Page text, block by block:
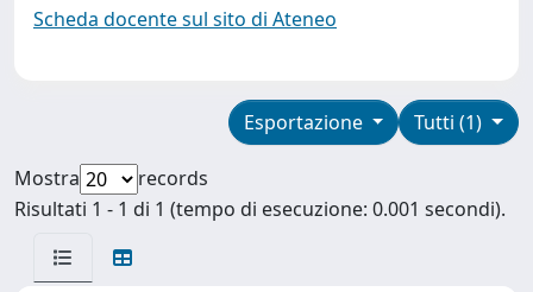
Scheda docente sul sito di Ateneo
Tutti (1)
Esportazione
Mostra
records
Risultati 1 - 1 di 1 (tempo di esecuzione: 0.001 secondi).